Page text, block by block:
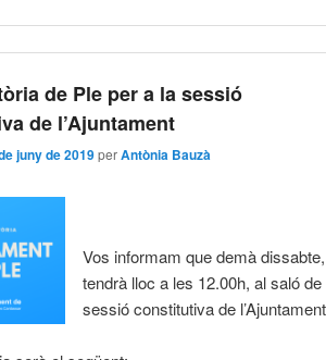
de Ple per a la sessió
de l’Ajuntament
juny de 2019 perAntònia Bauzà
Vos informam que demà
tendrà lloc a les 12.00h, al saló
sessió constitutiva de